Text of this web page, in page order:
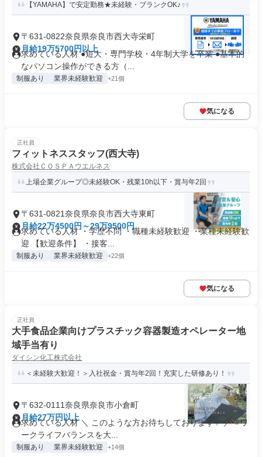
【YAMAHA】で安定勤務★未経験・ブランクOK♪
〒631-0822奈良県奈良市西大寺栄町
月給19万5700円以上
求めている人材 ●短大・専門学校・4年制大学を卒業 ●基本的
なパソコン操作ができる方（...
制服あり 業界未経験歓迎 +21個
気になる
正社員
フィットネススタッフ(西大寺)
株式会社ＣＯＳＰＡウエルネス
上場企業グループ◎未経験OK・残業10h以下・賞与年2回
〒631-0821奈良県奈良市西大寺東町
月給22万4500円～29万9500円
求めている人材 ・学歴不問 ・職種未経験歓迎 ・業種未経験歓
迎 【歓迎条件】 ・接客...
制服あり 業界未経験歓迎 +22個
気になる
正社員
大手食品企業向けプラスチック容器製造オペレーター地
域手当有り
ダイシン化工株式会社
＜未経験大歓迎！＞入社祝金・賞与年2回！充実した研修あり！
〒632-0111奈良県奈良市小倉町
月給27万円以上
求めている人材 ＼ このような方お待ちしております✨ ／ ⭐ワ
ークライフバランスを大...
制服あり 業界未経験歓迎 +14個